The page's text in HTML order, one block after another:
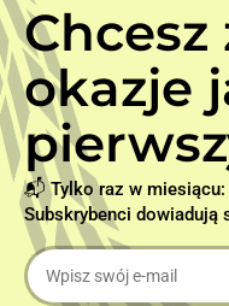
Chcesz
okazje
📬 Tylko raz w
Subskrybenci dowiadują